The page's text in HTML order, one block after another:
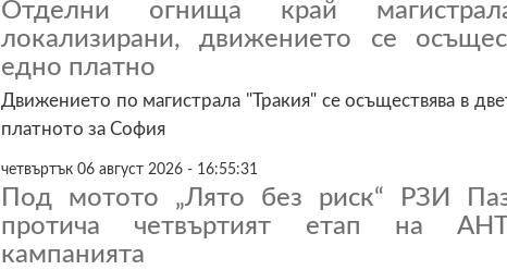
Отделни огнища край
локализирани, движението се
едно платно
Движението по магистрала "Тракия" се осъществява в
платното за София
четвъртък 06 август 2026 - 16:55:31
Под мотото „Лято без риск“ РЗИ
протича четвъртият етап на
кампанията